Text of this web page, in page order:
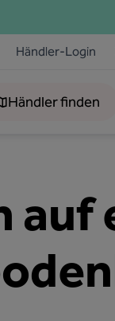
Händler-Login
Händler finden
auf